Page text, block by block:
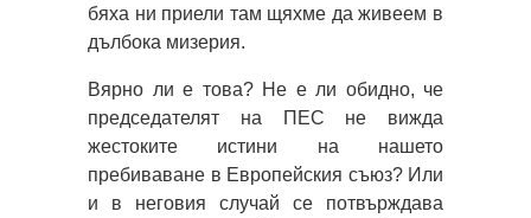
бяха ни приели там щяхме да живеем в
дълбока мизерия.
Вярно ли е това? Не е ли обидно, че
председателят на ПЕС не вижда
жестоките истини на нашето
пребиваване в Европейския съюз? Или
и в неговия случай се потвърждава